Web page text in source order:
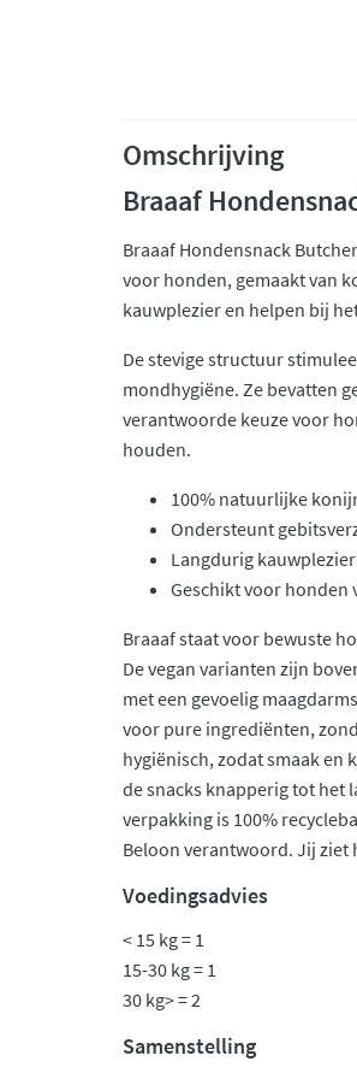
Omschrijving
Braaaf
Braaaf Hondensnack
voor honden, gemaakt van
kauwplezier en helpen bij
De stevige structuur
mondhygiëne. Ze bevatten
verantwoorde keuze voor
houden.
100% natuurlijke
Ondersteunt
Langdurig
Geschikt voor honden
Braaaf staat voor bewuste
De vegan varianten zijn
met een gevoelig
voor pure ingrediënten,
hygiënisch, zodat smaak
de snacks knapperig tot het
verpakking is 100%
Beloon verantwoord. Jij
Voedingsadvies
< 15 kg = 1
15-30 kg = 1
30 kg> = 2
Samenstelling